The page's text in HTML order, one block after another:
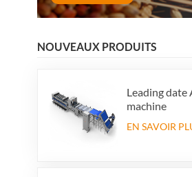
NOUVEAUX PRODUITS
Leading date
machine
EN SAVOIR